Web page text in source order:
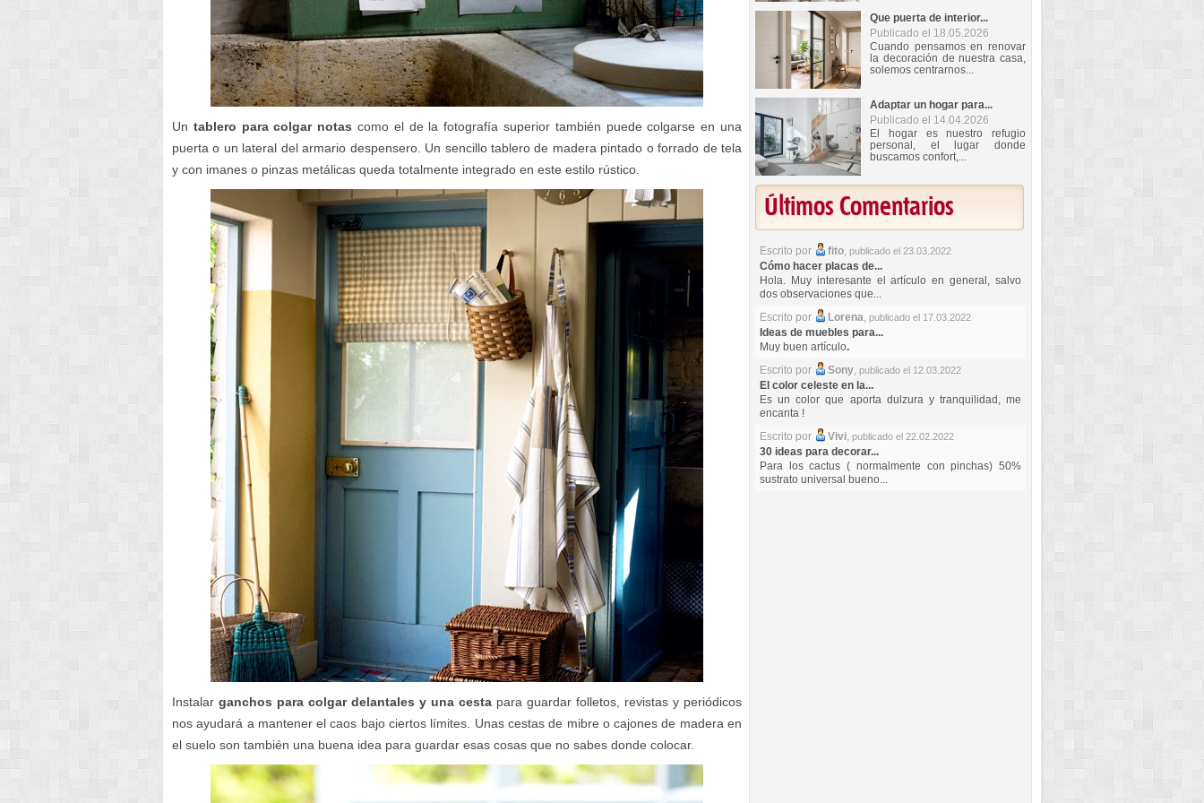
Un tablero para colgar notas como el de la fotografía superior también puede colgarse en una
puerta o un lateral del armario despensero. Un sencillo tablero de madera pintado o forrado de tela
y con imanes o pinzas metálicas queda totalmente integrado en este estilo rústico.
Instalar ganchos para colgar delantales y una cesta para guardar folletos, revistas y periódicos
nos ayudará a mantener el caos bajo ciertos límites. Unas cestas de mibre o cajones de madera en
el suelo son también una buena idea para guardar esas cosas que no sabes donde colocar.
Que puerta de interior...
Publicado el 18.05.2026
Cuando pensamos en renovar
la decoración de nuestra casa,
solemos centrarnos...
Adaptar un hogar para...
Publicado el 14.04.2026
El hogar es nuestro refugio
personal, el lugar donde
buscamos confort,...
Últimos Comentarios
Escrito por fito, publicado el 23.03.2022
Cómo hacer placas de...
Hola. Muy interesante el artículo en general, salvo
dos observaciones que...
Escrito por
Lorena, publicado el 17.03.2022
Ideas de muebles para...
Muy buen artículo.
Escrito por
Sony, publicado el 12.03.2022
El color celeste en la...
Es un color que aporta dulzura y tranquilidad, me
encanta !
Escrito por
Vivi, publicado el 22.02.2022
30 ideas para decorar...
Para los cactus ( normalmente con pinchas) 50%
sustrato universal bueno...